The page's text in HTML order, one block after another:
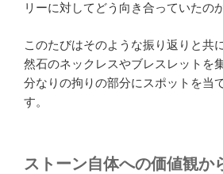
リーに対してどう向き合っていたのか
このたびはそのような振り返りと共
然石のネックレスやブレスレットを
分なりの拘りの部分にスポットを当
す。
ストーン自体への価値観か